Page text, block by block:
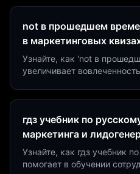
not в прошедшем
в маркетинговых
Узнайте, как 'not в
увеличивает
гдз учебник по
маркетинга и
Узнайте, как гдз учебник
помогает в обучении